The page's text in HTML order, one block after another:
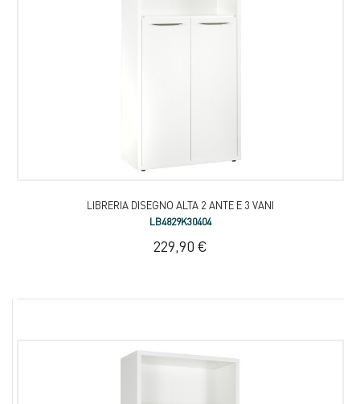
LIBRERIA DISEGNO ALTA 2 ANTE E 3 VANI
LB4829K30404
229,90 €